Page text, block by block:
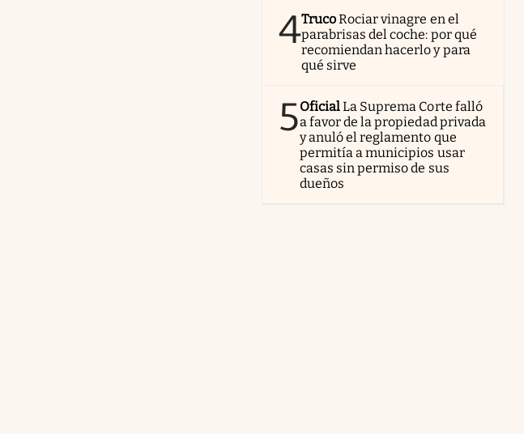
4TrucoRociar vinagre en el
parabrisas del coche: por qué
recomiendan hacerlo y para
qué sirve
5OficialLa Suprema Corte falló
a favor de la propiedad privada
y anuló el reglamento que
permitía a municipios usar
casas sin permiso de sus
dueños